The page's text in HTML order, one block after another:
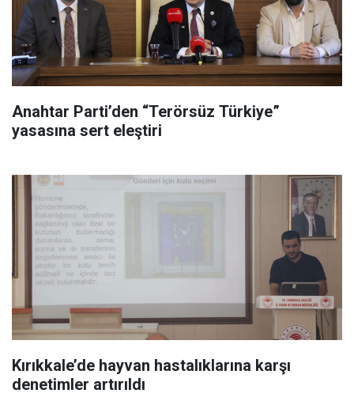
Anahtar Parti’den “Terörsüz Türkiye”
yasasına sert eleştiri
Kırıkkale’de hayvan hastalıklarına karşı
denetimler artırıldı